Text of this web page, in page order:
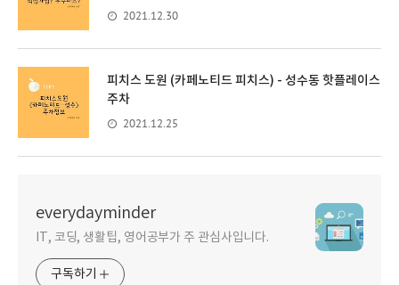
2021.12.30
피치스 도원 (카페노티드 피치스) - 성수동 핫플레이스
주차
2021.12.25
everydayminder
IT, 코딩, 생활팁, 영어공부가 주 관심사입니다.
구독하기